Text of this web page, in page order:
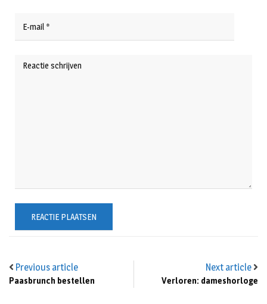
Previous article
Paasbrunch bestellen
Next article
Verloren: dameshorloge